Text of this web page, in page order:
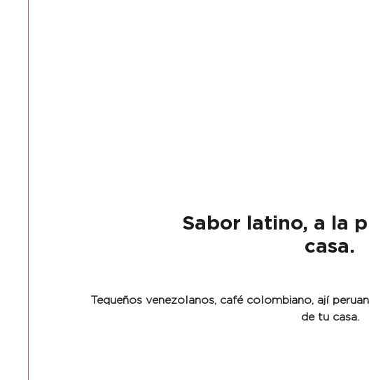
Sabor latino, a la
casa.
Tequeños venezolanos, café colombiano, ají
de tu casa.